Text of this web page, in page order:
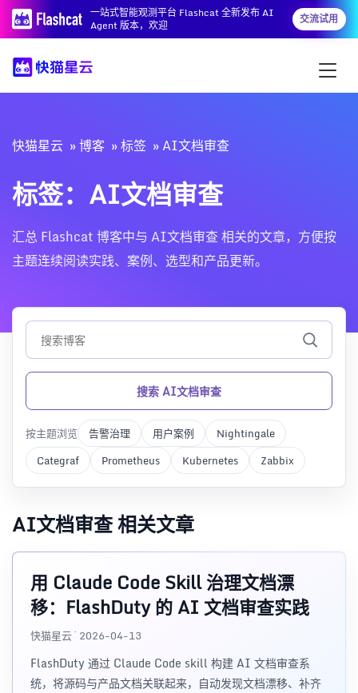
一站式智能观测平台 Flashcat 全新发布 AI
Agent 版本，欢迎
交流试用
快猫星云 博客 标签 AI文档审查
标签：AI文档审查
汇总 Flashcat 博客中与 AI文档审查 相关的文章，方便按
主题连续阅读实践、案例、选型和产品更新。
搜索 AI文档审查
按主题浏览 告警治理 用户案例
Nightingale
Categraf
Prometheus Kubernetes Zabbix
AI文档审查 相关文章
用 Claude Code Skill 治理文档漂
移：FlashDuty 的 AI 文档审查实践
快猫星云 · 2026-04-13
FlashDuty 通过 Claude Code skill 构建 AI 文档审查系
统，将源码与产品文档关联起来，自动发现文档漂移、补齐